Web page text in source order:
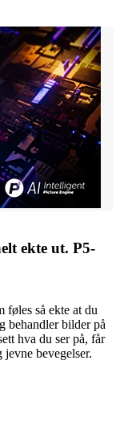
ekte ut. P5-
føles så ekte at du
behandler bilder på
hva du ser på, får
bevegelser.